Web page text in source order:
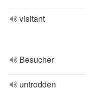
visitant
Besucher
untrodden